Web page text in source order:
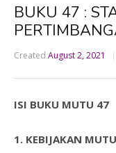
BUKU 47 :
Created August 2, 2021
ISI BUKU MUTU 47
1. KEBIJAKAN MUTU